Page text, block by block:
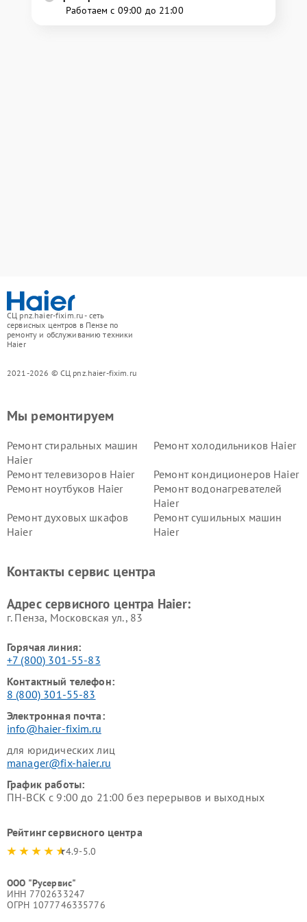
Работаем с 09:00 до 21:00
СЦ pnz.haier-fixim.ru - сеть
сервисных центров в Пензе по
ремонту и обслуживанию техники
Haier
2021-2026 © СЦ pnz.haier-fixim.ru
Мы ремонтируем
Ремонт стиральных машин
Haier
Ремонт холодильников Haier
Ремонт телевизоров Haier
Ремонт кондиционеров Haier
Ремонт ноутбуков Haier
Ремонт водонагревателей
Haier
Ремонт духовых шкафов
Haier
Ремонт сушильных машин
Haier
Ремонт роботов-пылесосов
Ремонт посудомоечных
Контакты сервис центра
Адрес сервисного центра Haier:
г. Пенза, Московская ул., 83
Горячая линия:
+7 (800) 301-55-83
Контактный телефон:
8 (800) 301-55-83
Электронная почта:
info@haier-fixim.ru
для юридических лиц
manager@fix-haier.ru
График работы:
ПН-ВСК с 9:00 до 21:00 без перерывов и выходных
Рейтинг сервисного центра
4.9-5.0
ООО "Русервис"
ИНН 7702633247
ОГРН 1077746335776